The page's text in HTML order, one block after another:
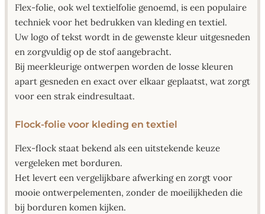
Flex-folie, ook wel textielfolie genoemd, is een populaire
techniek voor het bedrukken van kleding en textiel.
Uw logo of tekst wordt in de gewenste kleur uitgesneden
en zorgvuldig op de stof aangebracht.
Bij meerkleurige ontwerpen worden de losse kleuren
apart gesneden en exact over elkaar geplaatst, wat zorgt
voor een strak eindresultaat.
Flock-folie voor kleding en textiel
Flex-flock staat bekend als een uitstekende keuze
vergeleken met borduren.
Het levert een vergelijkbare afwerking en zorgt voor
mooie ontwerpelementen, zonder de moeilijkheden die
bij borduren komen kijken.